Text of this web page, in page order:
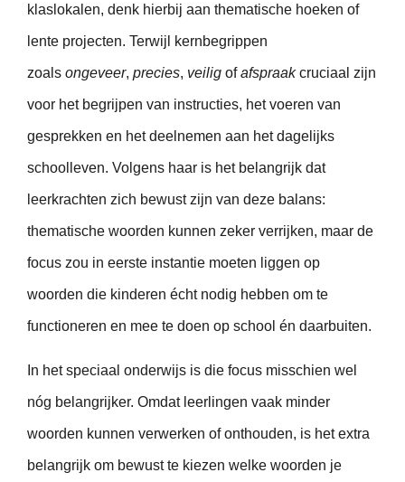
klaslokalen, denk hierbij aan thematische hoeken of
lente projecten. Terwijl kernbegrippen
zoals ongeveer, precies, veilig ofafspraakcruciaal zijn
voor het begrijpen van instructies, het voeren van
gesprekken en het deelnemen aan het dagelijks
schoolleven. Volgens haar is het belangrijk dat
leerkrachten zich bewust zijn van deze balans:
thematische woorden kunnen zeker verrijken, maar de
focus zou in eerste instantie moeten liggen op
woorden die kinderen écht nodig hebben om te
functioneren en mee te doen op school én daarbuiten.
In het speciaal onderwijs is die focus misschien wel
nóg belangrijker. Omdat leerlingen vaak minder
woorden kunnen verwerken of onthouden, is het extra
belangrijk om bewust te kiezen welke woorden je